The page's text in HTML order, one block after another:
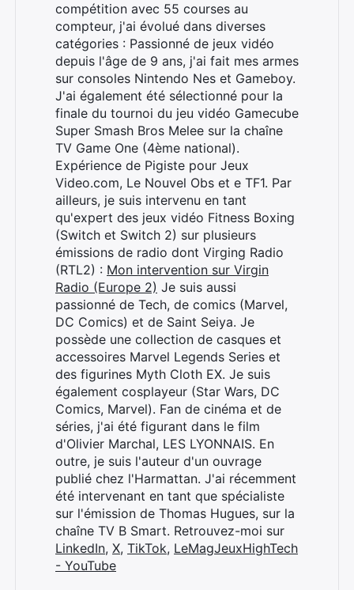
compétition avec 55 courses au
compteur, j'ai évolué dans diverses
catégories : Passionné de jeux vidéo
depuis l'âge de 9 ans, j'ai fait mes armes
sur consoles Nintendo Nes et Gameboy.
J'ai également été sélectionné pour la
finale du tournoi du jeu vidéo Gamecube
Super Smash Bros Melee sur la chaîne
TV Game One (4ème national).
Expérience de Pigiste pour Jeux
Video.com, Le Nouvel Obs et e TF1. Par
ailleurs, je suis intervenu en tant
qu'expert des jeux vidéo Fitness Boxing
(Switch et Switch 2) sur plusieurs
émissions de radio dont Virging Radio
(RTL2) : Mon intervention sur Virgin
Radio (Europe 2) Je suis aussi
passionné de Tech, de comics (Marvel,
DC Comics) et de Saint Seiya. Je
possède une collection de casques et
accessoires Marvel Legends Series et
des figurines Myth Cloth EX. Je suis
également cosplayeur (Star Wars, DC
Comics, Marvel). Fan de cinéma et de
séries, j'ai été figurant dans le film
d'Olivier Marchal, LES LYONNAIS. En
outre, je suis l'auteur d'un ouvrage
publié chez l'Harmattan. J'ai récemment
été intervenant en tant que spécialiste
sur l'émission de Thomas Hugues, sur la
chaîne TV B Smart. Retrouvez-moi sur
LinkedIn, X, TikTok, LeMagJeuxHighTech
- YouTube